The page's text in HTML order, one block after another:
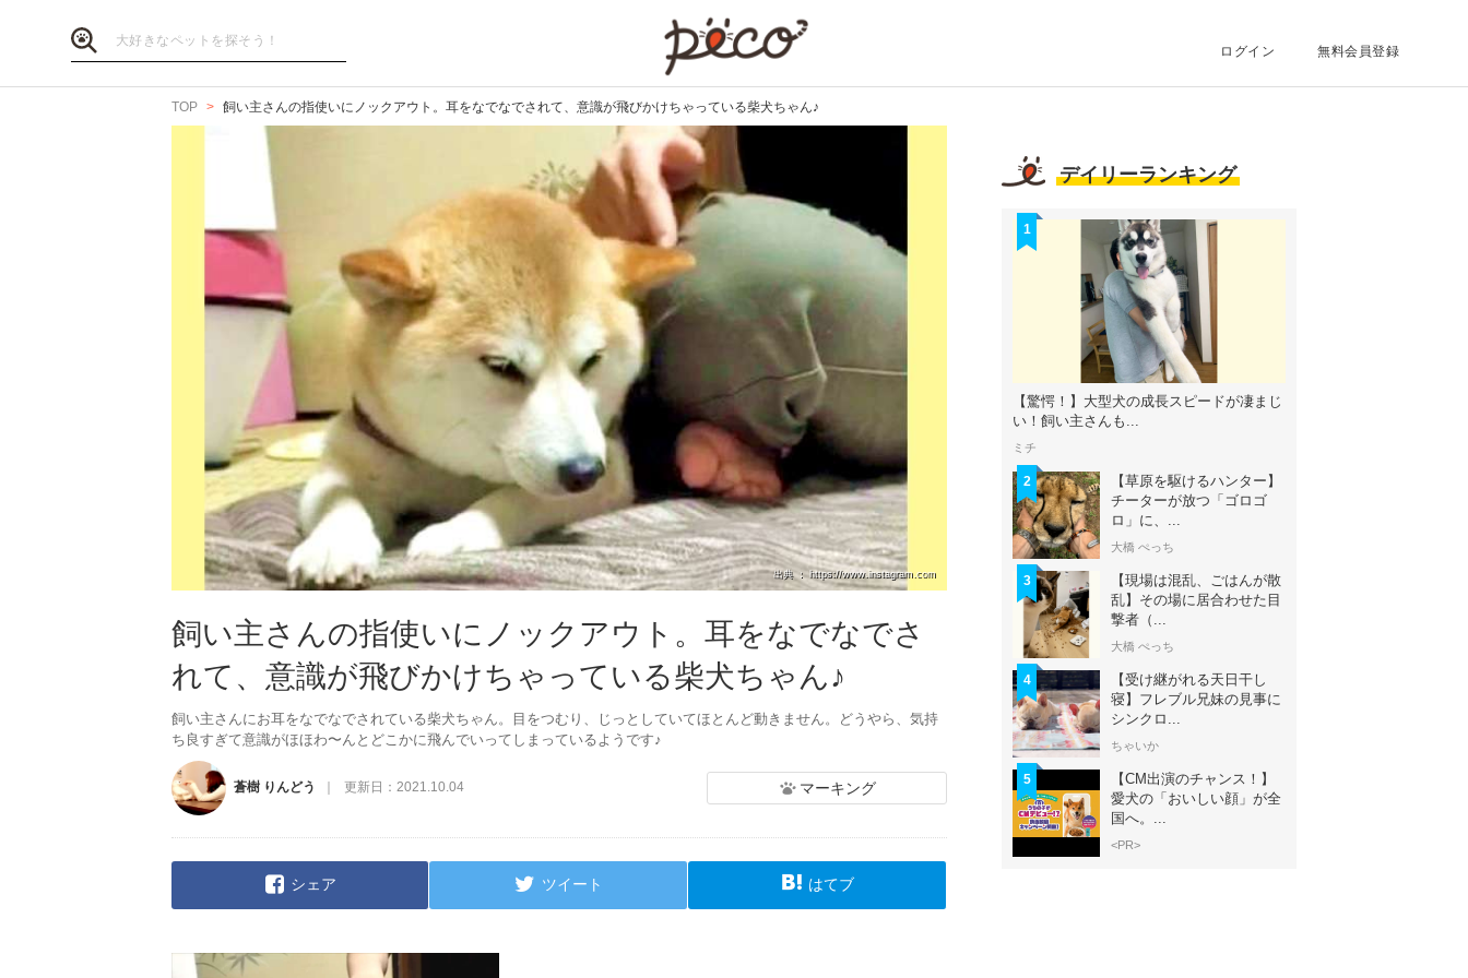
ログイン 無料会員登録
TOP 飼い主さんの指使いにノックアウト。耳をなでなでされて、意識が飛びかけちゃっている柴犬ちゃん♪
出典 ： https://www.instagram.com
飼い主さんの指使いにノックアウト。耳をなでなでさ
れて、意識が飛びかけちゃっている柴犬ちゃん♪
飼い主さんにお耳をなでなでされている柴犬ちゃん。目をつむり、じっとしていてほとんど動きません。どうやら、気持
ち良すぎて意識がほほわ〜んとどこかに飛んでいってしまっているようです♪
蒼樹 りんどう 更新日： 2021.10.04 マーキング
シェア ツイート はてブ
デイリーランキング
1
【驚愕！】大型犬の成長スピードが凄まじ
い！飼い主さんも...
ミチ
2
【草原を駆けるハンター】
チーターが放つ「ゴロゴ
ロ」に、...
大橋 ぺっち
3
【現場は混乱、ごはんが散
乱】その場に居合わせた目
撃者（...
大橋 ぺっち
4
【受け継がれる天日干し
寝】フレブル兄妹の見事に
シンクロ...
ちゃいか
5
【CM出演のチャンス！】
愛犬の「おいしい顔」が全
国へ。...
<PR>